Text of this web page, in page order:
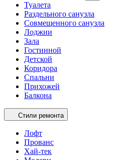
Туалета
Раздельного санузла
Совмещенного санузла
Лоджии
Зала
Гостинной
Детской
Коридора
Спальни
Прихожей
Балкона
Стили ремонта
Лофт
Прованс
Хай-тек